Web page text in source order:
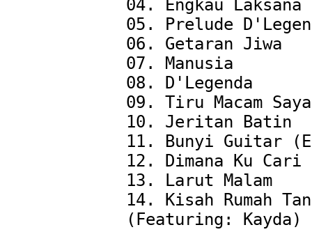
04. Engkau Laksana
05. Prelude
06. Getaran Jiwa
07. Manusia
08. D'Legenda
09. Tiru Macam Saya
10. Jeritan Batin
11. Bunyi Guitar
12. Dimana Ku Cari
13. Larut Malam
14. Kisah Rumah
(Featuring: Kayda)